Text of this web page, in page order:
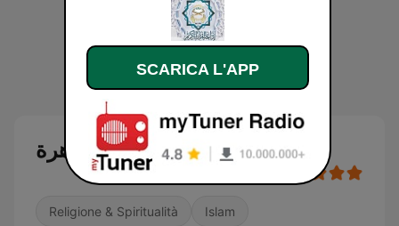
إذاعة القرآن الكريم من القاهرة
Religione & Spiritualità Islam
SCARICA L'APP